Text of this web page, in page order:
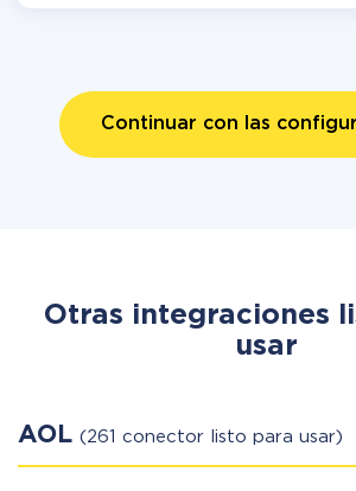
Continuar con las
Otras integraciones
usar
AOL (261 conector listo para usar)